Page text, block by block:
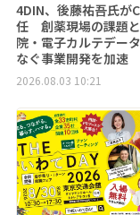
4DIN、後藤祐吾氏が
任 創薬現場の課題
院・電子カルテデー
なぐ事業開発を加速
2026.08.03 10:21